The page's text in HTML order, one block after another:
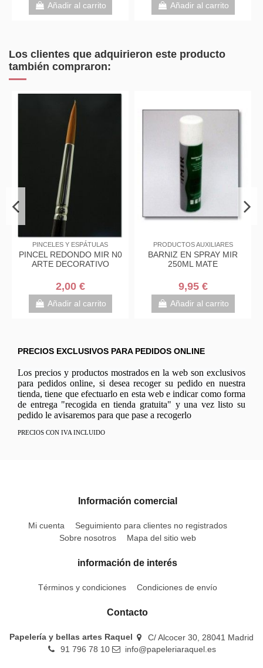
Añadir al carrito Añadir al carrito
Los clientes que adquirieron este producto
también compraron:
PINCELES Y ESPÁTULAS
PINCEL REDONDO MIR N0
ARTE DECORATIVO
2,00 €
Añadir al carrito
PRODUCTOS AUXILIARES
BARNIZ EN SPRAY MIR
250ML MATE
9,95 €
Añadir al carrito
PRECIOS EXCLUSIVOS PARA PEDIDOS ONLINE
Los precios y productos mostrados en la web son exclusivos
para pedidos online, si desea recoger su pedido en nuestra
tienda, tiene que efectuarlo en esta web e indicar como forma
de entrega "recogida en tienda gratuita" y una vez listo su
pedido le avisaremos para que pase a recogerlo
PRECIOS CON IVA INCLUIDO
Información comercial
Mi cuenta
Seguimiento para clientes no registrados
Sobre nosotros
Mapa del sitio web
información de interés
Términos y condiciones Condiciones de envío
Contacto
Papelería y bellas artes Raquel
C/ Alcocer 30, 28041 Madrid
91 796 78 10
info@papeleriaraquel.es